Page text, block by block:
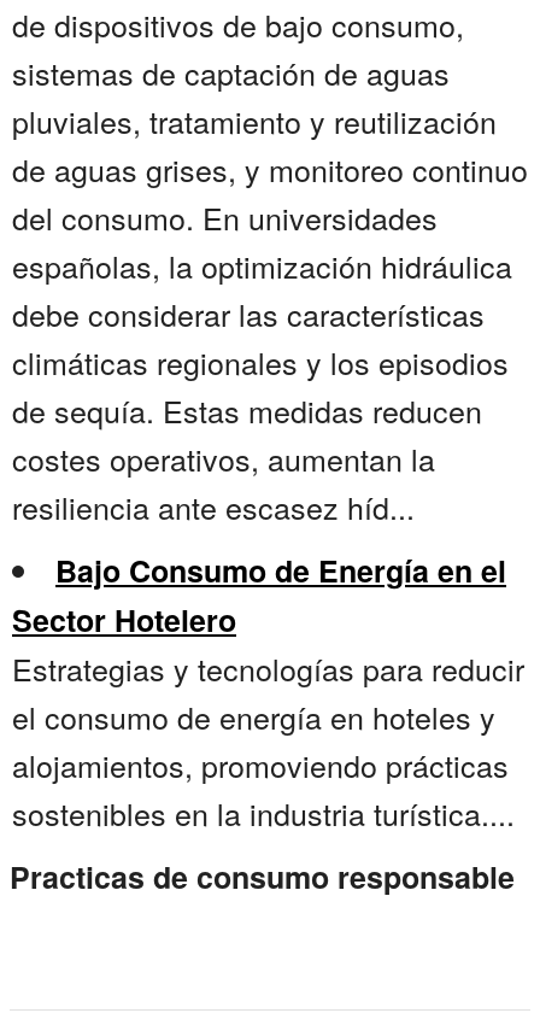
de dispositivos de bajo consumo,
sistemas de captación de aguas
pluviales, tratamiento y reutilización
de aguas grises, y monitoreo continuo
del consumo. En universidades
españolas, la optimización hidráulica
debe considerar las características
climáticas regionales y los episodios
de sequía. Estas medidas reducen
costes operativos, aumentan la
resiliencia ante escasez híd...
Bajo Consumo de Energía en el
Sector Hotelero
Estrategias y tecnologías para reducir
el consumo de energía en hoteles y
alojamientos, promoviendo prácticas
sostenibles en la industria turística....
Practicas de consumo responsable